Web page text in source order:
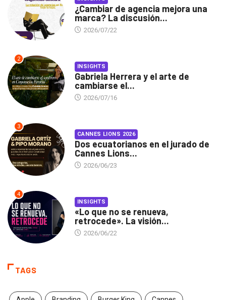
¿Cambiar de agencia mejora una
marca? La discusión...
2026/07/22
2
INSIGHTS
Gabriela Herrera y el arte de
cambiarse el...
2026/07/16
3
CANNES LIONS 2026
Dos ecuatorianos en el jurado de
Cannes Lions...
2026/06/23
4
INSIGHTS
«Lo que no se renueva,
retrocede». La visión...
2026/06/22
TAGS